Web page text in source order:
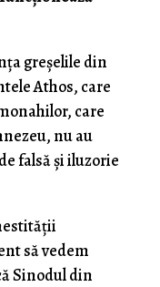
greșelile din
Athos, care
care
nu au
falsă și iluzorie
să vedem
Sinodul din